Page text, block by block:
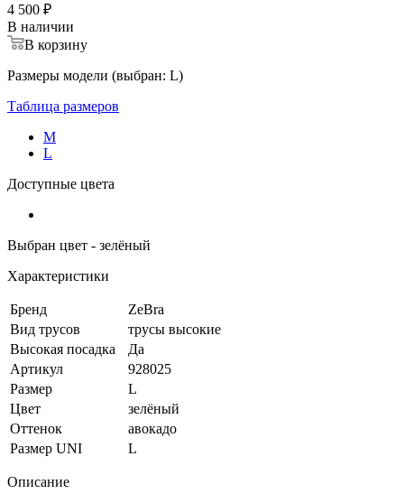
4 500 ₽
В наличии
В корзину
Размеры модели (выбран: L)
Таблица размеров
M
L
Доступные цвета
Выбран цвет - зелёный
Характеристики
Бренд
ZeBra
Вид трусов
трусы высокие
Высокая посадка
Да
Артикул
928025
Размер
L
Цвет
зелёный
Оттенок
авокадо
Размер UNI
L
Описание